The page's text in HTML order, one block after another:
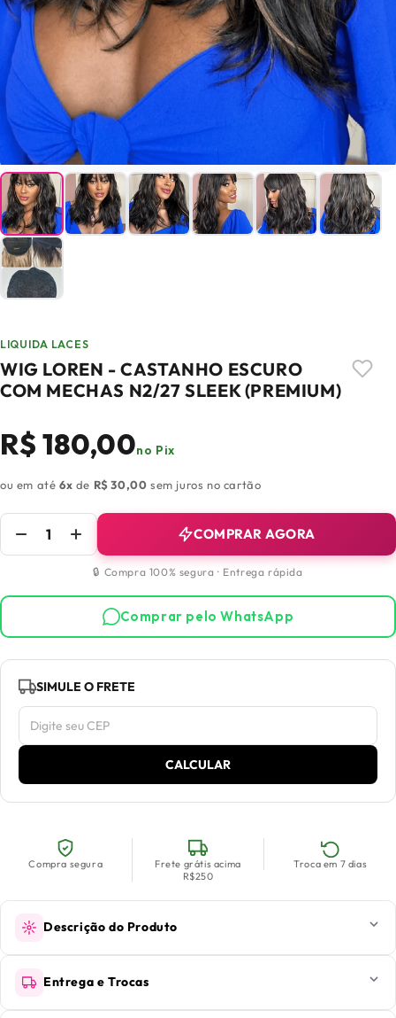
LIQUIDA LACES
WIG LOREN - CASTANHO ESCURO
COM MECHAS N2/27 SLEEK (PREMIUM)
R$ 180,00no Pix
ou em até 6x de R$ 30,00 sem juros no cartão
COMPRAR AGORA
🔒 Compra 100% segura · Entrega rápida
Comprar pelo WhatsApp
SIMULE O FRETE
CALCULAR
Compra segura
Frete grátis acima
R$250
Troca em 7 dias
Descrição do Produto
Entrega e Trocas